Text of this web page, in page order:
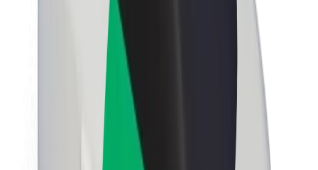
O společnosti Bolt
Udržitelnost podle Boltu
Projekt Zero
Tiskové centrum
Pokyny ke značce
Naše poslání